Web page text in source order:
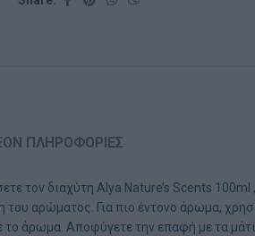
ΠΛΗΡΟΦΟΡΊΕΣ
τον διαχύτη Alya Nature’s Scents
αρώματος. Για πιο έντονο άρωμα,
το άρωμα. Αποφύγετε την επαφή με τα